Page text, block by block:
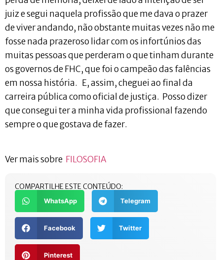
juiz e segui naquela profissão que me dava o prazer
de viver andando, não obstante muitas vezes não me
fosse nada prazeroso lidar com os infortúnios das
muitas pessoas que perderam o que tinham durante
os governos de FHC, que foi o campeão das falências
em nossa história. E, assim, cheguei ao final da
carreira pública como oficial de justiça. Posso dizer
que consegui ter a minha vida profissional fazendo
sempre o que gostava de fazer.
Ver mais sobre FILOSOFIA
COMPARTILHE ESTE CONTEÚDO:
WhatsApp Telegram
Facebook Twitter
Pinterest